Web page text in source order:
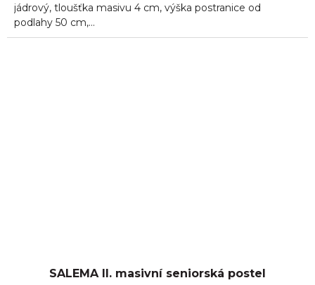
jádrový, tloušťka masivu 4 cm, výška postranice od
podlahy 50 cm,...
SALEMA II. masivní seniorská postel